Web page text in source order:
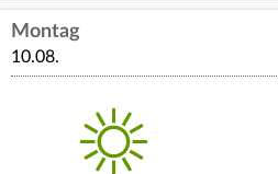
Montag
10.08.